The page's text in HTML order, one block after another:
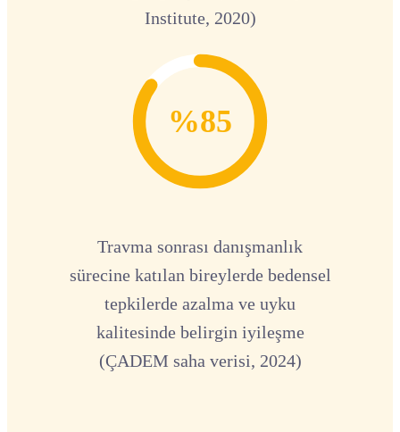
Institute, 2020)
%85
Travma sonrası danışmanlık
sürecine katılan bireylerde bedensel
tepkilerde azalma ve uyku
kalitesinde belirgin iyileşme
(ÇADEM saha verisi, 2024)